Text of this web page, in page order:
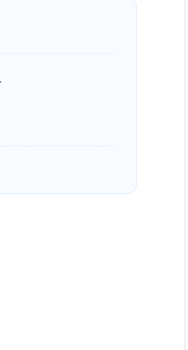
부모가 정부24에서 자녀 출입국증
방청, 전국 시·도 구급과장 회의…
'달라진 임신·출산·육아 지원 한눈
정청래 "2차 TV토론으로 게임 끝…